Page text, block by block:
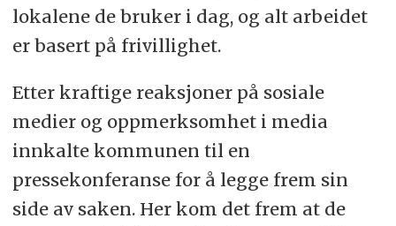
lokalene de bruker i dag, og alt arbeidet
er basert på frivillighet.
Etter kraftige reaksjoner på sosiale
medier og oppmerksomhet i media
innkalte kommunen til en
pressekonferanse for å legge frem sin
side av saken. Her kom det frem at de